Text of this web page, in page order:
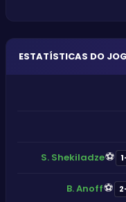
ESTATÍSTICAS DO
S. Shekiladze⚽
B. Anoff⚽